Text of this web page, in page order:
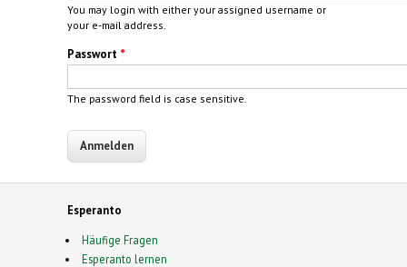
You may login with either your assigned username or
your e-mail address.
Passwort *
The password field is case sensitive.
Esperanto
Häufige Fragen
Esperanto lernen